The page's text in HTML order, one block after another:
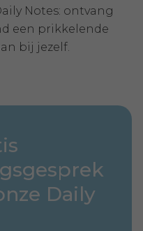
Notes: ontvang
een prikkelende
bij jezelf.
Daily